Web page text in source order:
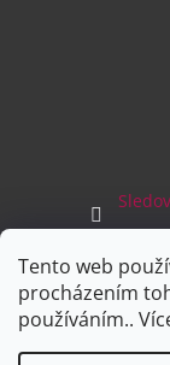
Tento web
procházením
používáním..
Facebook